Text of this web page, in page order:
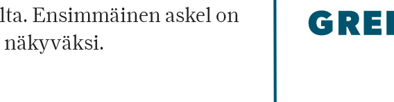
Ensimmäinen askel on